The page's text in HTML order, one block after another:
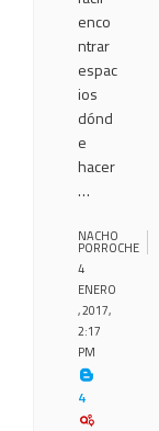
enco
ntrar
espac
ios
dónd
e
hacer
…
NACHO
PORROCHE
4
ENERO
, 2017,
2:17
PM
4